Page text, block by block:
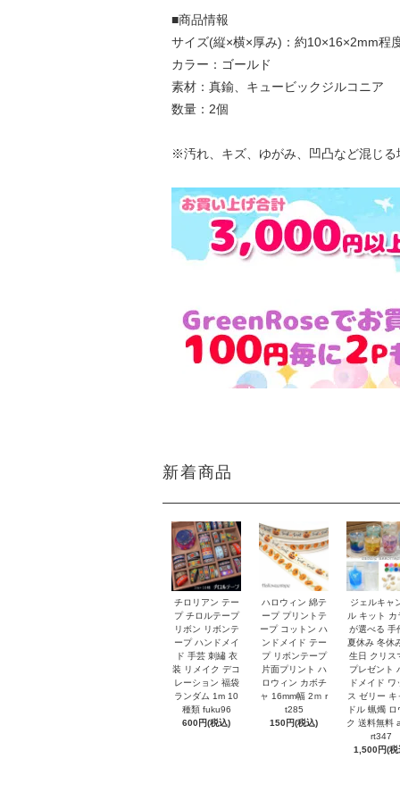
■商品情報
サイズ(縦×横×厚み)：約10×16×2mm
カラー：ゴールド
素材：真鍮、キュービックジルコニア
数量：2個
※汚れ、キズ、ゆがみ、凹凸など混じる
新着商品
チロリアン テー
プ チロルテープ
リボン リボンテ
ープ ハンドメイ
ド 手芸 刺繡 衣
装 リメイク デコ
レーション 福袋
ランダム 1m 10
種類 fuku96
600円(税込)
ハロウィン 綿テ
ープ プリントテ
ープ コットン ハ
ンドメイド テー
プ リボンテープ
片面プリント ハ
ロウィン カボチ
ャ 16mm幅 2ｍ r
t285
150円(税込)
ジェルキャ
ル キット カ
が選べる 手
夏休み 冬休
生日 クリス
プレゼント
ドメイド ワ
ス ゼリー キ
ドル 蝋燭 ロ
ク 送料無料
rt347
1,500円(税